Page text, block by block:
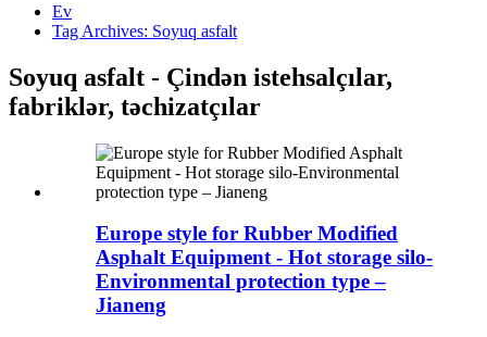
Ev
Tag Archives: Soyuq asfalt
Soyuq asfalt - Çindən istehsalçılar,
fabriklər, təchizatçılar
Europe style for Rubber Modified
Asphalt Equipment - Hot storage silo-
Environmental protection type –
Jianeng